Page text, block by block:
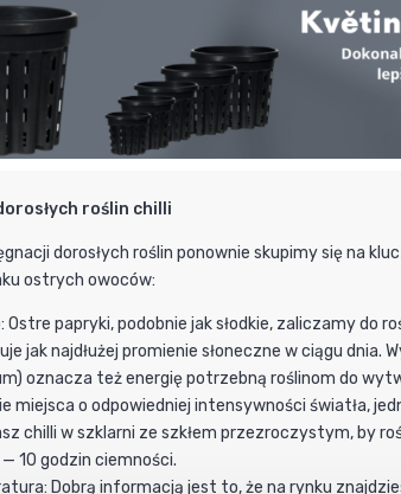
roślin chilli
dorosłych roślin ponownie skupimy się na
ostrych owoców:
Ostre papryki, podobnie jak słodkie, zaliczamy do
jak najdłużej promienie słoneczne w ciągu
oznacza też energię potrzebną roślinom do
miejsca o odpowiedniej intensywności światła,
chilli w szklarni ze szkłem przezroczystym, by
10 godzin ciemności.
Dobrą informacją jest to, że na rynku